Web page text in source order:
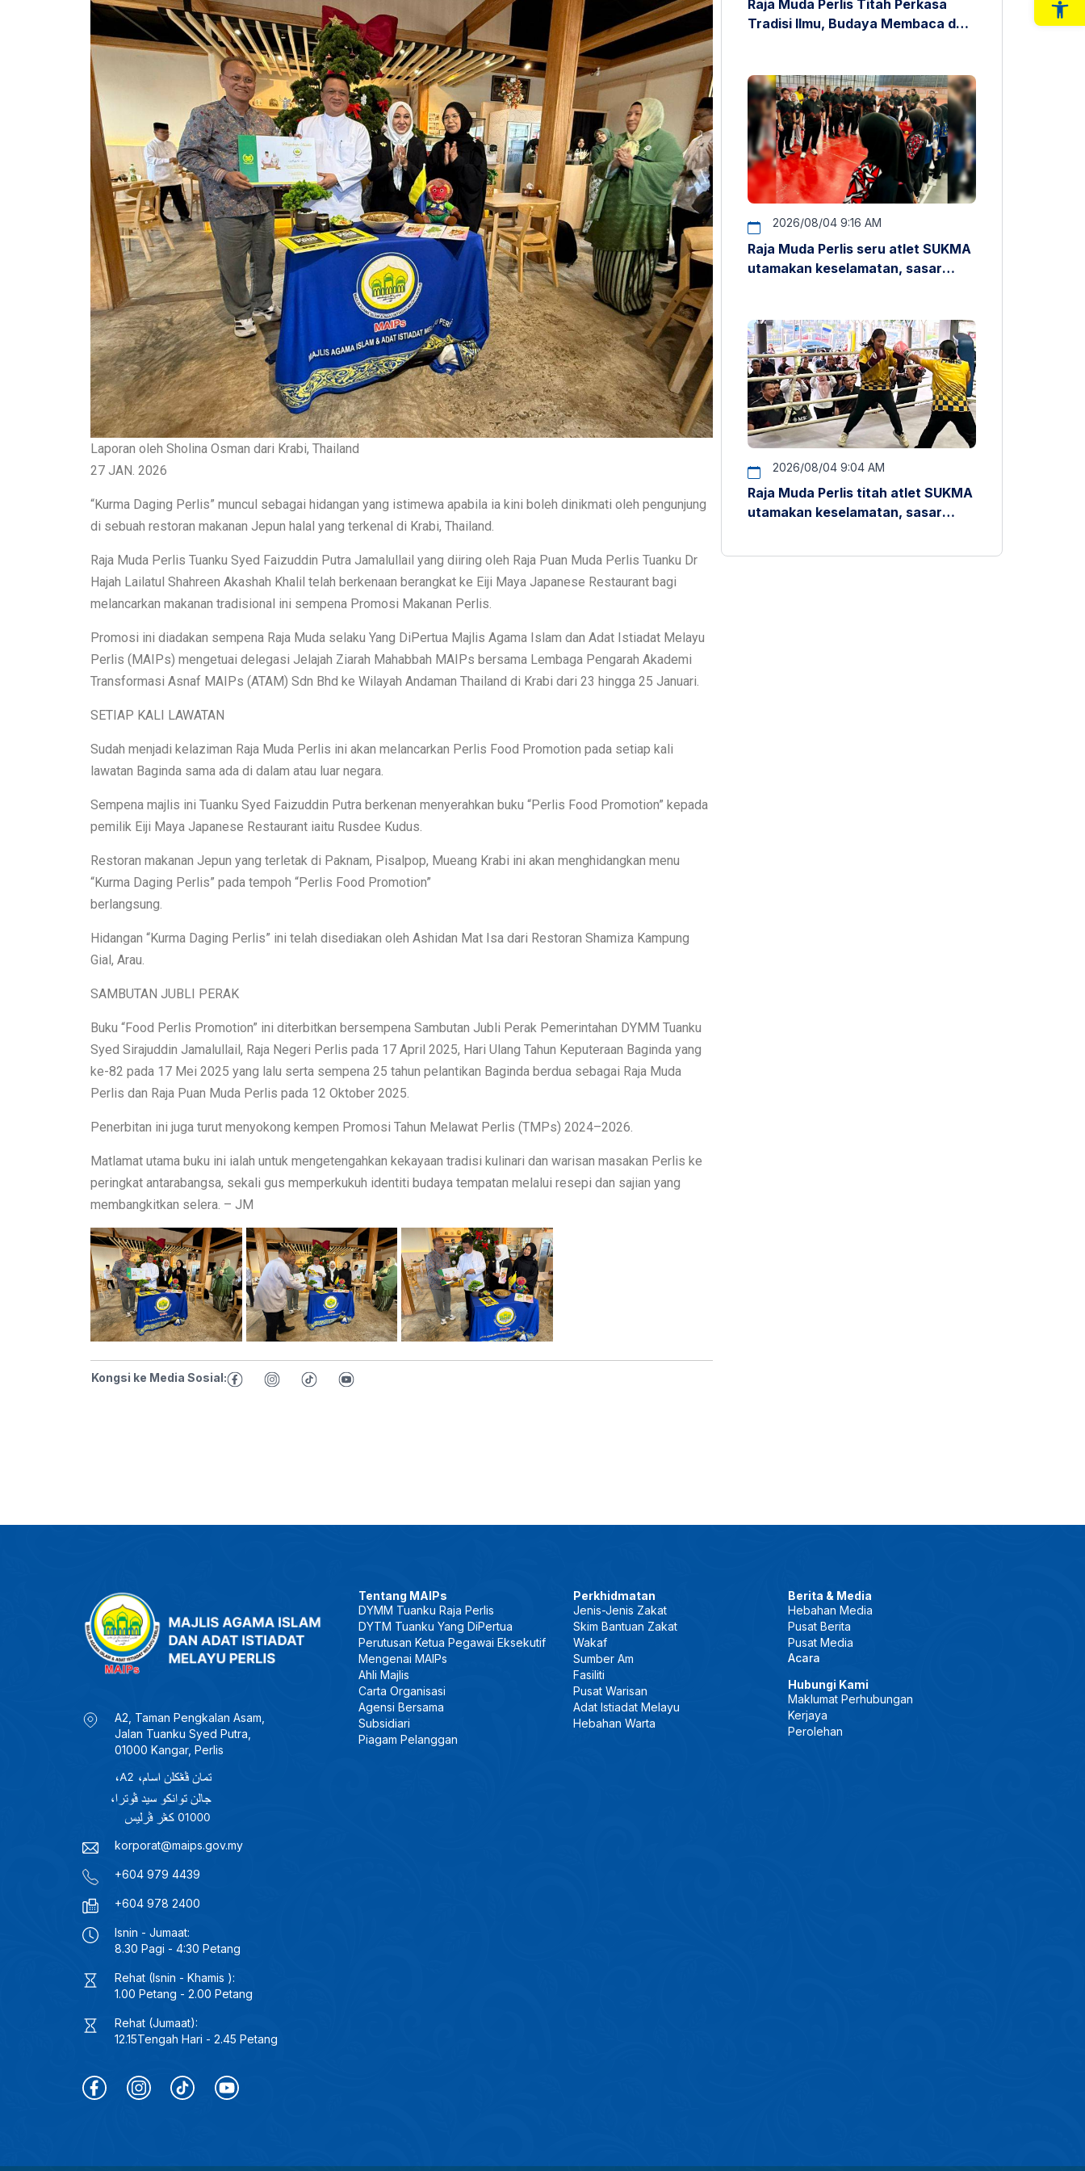
Laporan oleh Sholina Osman dari Krabi, Thailand
27 JAN. 2026
“Kurma Daging Perlis” muncul sebagai hidangan yang istimewa apabila ia kini boleh dinikmati oleh pengunjung
di sebuah restoran makanan Jepun halal yang terkenal di Krabi, Thailand.
Raja Muda Perlis Tuanku Syed Faizuddin Putra Jamalullail yang diiring oleh Raja Puan Muda Perlis Tuanku Dr
Hajah Lailatul Shahreen Akashah Khalil telah berkenaan berangkat ke Eiji Maya Japanese Restaurant bagi
melancarkan makanan tradisional ini sempena Promosi Makanan Perlis.
Promosi ini diadakan sempena Raja Muda selaku Yang DiPertua Majlis Agama Islam dan Adat Istiadat Melayu
Perlis (MAIPs) mengetuai delegasi Jelajah Ziarah Mahabbah MAIPs bersama Lembaga Pengarah Akademi
Transformasi Asnaf MAIPs (ATAM) Sdn Bhd ke Wilayah Andaman Thailand di Krabi dari 23 hingga 25 Januari.
SETIAP KALI LAWATAN
Sudah menjadi kelaziman Raja Muda Perlis ini akan melancarkan Perlis Food Promotion pada setiap kali
lawatan Baginda sama ada di dalam atau luar negara.
Sempena majlis ini Tuanku Syed Faizuddin Putra berkenan menyerahkan buku “Perlis Food Promotion” kepada
pemilik Eiji Maya Japanese Restaurant iaitu Rusdee Kudus.
Restoran makanan Jepun yang terletak di Paknam, Pisalpop, Mueang Krabi ini akan menghidangkan menu
“Kurma Daging Perlis” pada tempoh “Perlis Food Promotion”
berlangsung.
Hidangan “Kurma Daging Perlis” ini telah disediakan oleh Ashidan Mat Isa dari Restoran Shamiza Kampung
Gial, Arau.
SAMBUTAN JUBLI PERAK
Buku “Food Perlis Promotion” ini diterbitkan bersempena Sambutan Jubli Perak Pemerintahan DYMM Tuanku
Syed Sirajuddin Jamalullail, Raja Negeri Perlis pada 17 April 2025, Hari Ulang Tahun Keputeraan Baginda yang
ke-82 pada 17 Mei 2025 yang lalu serta sempena 25 tahun pelantikan Baginda berdua sebagai Raja Muda
Perlis dan Raja Puan Muda Perlis pada 12 Oktober 2025.
Penerbitan ini juga turut menyokong kempen Promosi Tahun Melawat Perlis (TMPs) 2024–2026.
Matlamat utama buku ini ialah untuk mengetengahkan kekayaan tradisi kulinari dan warisan masakan Perlis ke
peringkat antarabangsa, sekali gus memperkukuh identiti budaya tempatan melalui resepi dan sajian yang
membangkitkan selera. – JM
Kongsi ke Media Sosial:
Raja Muda Perlis Titah Perkasa
Tradisi Ilmu, Budaya Membaca dan
2026/08/04 9:16 AM
Raja Muda Perlis seru atlet SUKMA
utamakan keselamatan, sasar
2026/08/04 9:04 AM
Raja Muda Perlis titah atlet SUKMA
utamakan keselamatan, sasar
A2, Taman Pengkalan Asam,
Jalan Tuanku Syed Putra,
01000 Kangar, Perlis
korporat@maips.gov.my
+604 979 4439
+604 978 2400
Isnin - Jumaat:
8.30 Pagi - 4:30 Petang
Rehat (Isnin - Khamis ):
1.00 Petang - 2.00 Petang
Rehat (Jumaat):
12.15Tengah Hari - 2.45 Petang
Tentang MAIPs
DYMM Tuanku Raja Perlis
DYTM Tuanku Yang DiPertua
Perutusan Ketua Pegawai Eksekutif
Mengenai MAIPs
Ahli Majlis
Carta Organisasi
Agensi Bersama
Subsidiari
Piagam Pelanggan
Perkhidmatan
Jenis-Jenis Zakat
Skim Bantuan Zakat
Wakaf
Sumber Am
Fasiliti
Pusat Warisan
Adat Istiadat Melayu
Hebahan Warta
Berita & Media
Hebahan Media
Pusat Berita
Pusat Media
Acara
Hubungi Kami
Maklumat Perhubungan
Kerjaya
Perolehan